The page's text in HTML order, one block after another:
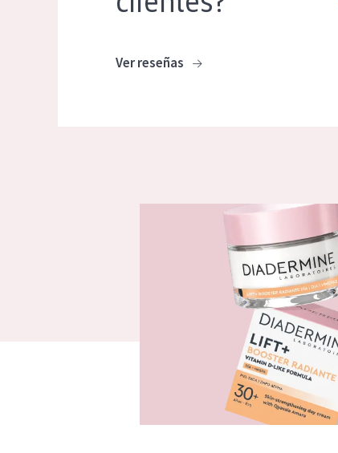
Ver reseñas